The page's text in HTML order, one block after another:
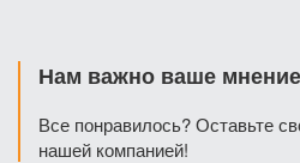
Нам важно ваше
Все понравилось? Оставьте
нашей компанией!